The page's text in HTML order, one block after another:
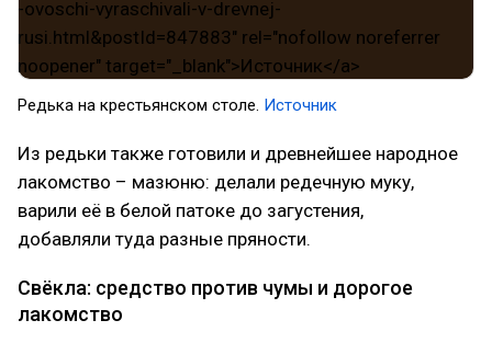
Редька на крестьянском столе. Источник
Из редьки также готовили и древнейшее народное
лакомство – мазюню: делали редечную муку,
варили её в белой патоке до загустения,
добавляли туда разные пряности.
Свёкла: средство против чумы и дорогое
лакомство